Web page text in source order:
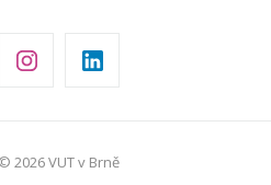
2026 VUT v Brně